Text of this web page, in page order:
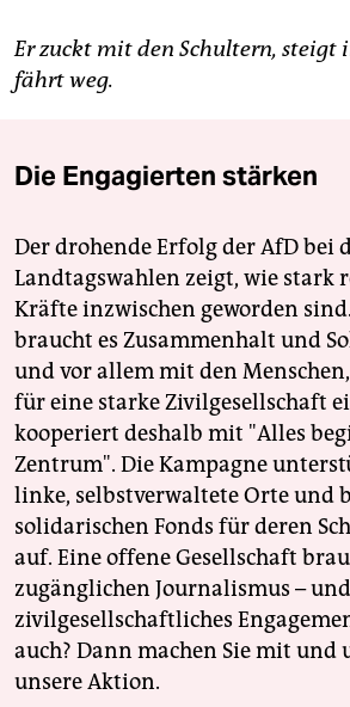
Er zuckt mit den Schultern, steigt
fährt weg.
Die Engagierten stärken
Der drohende Erfolg der AfD bei
Landtagswahlen zeigt, wie stark
Kräfte inzwischen geworden
braucht es Zusammenhalt und
und vor allem mit den
für eine starke Zivilgesellschaft
kooperiert deshalb mit "Alles
Zentrum". Die Kampagne
linke, selbstverwaltete Orte und
solidarischen Fonds für deren
auf. Eine offene Gesellschaft
zugänglichen Journalismus – und
zivilgesellschaftliches
auch? Dann machen Sie mit und
unsere Aktion.